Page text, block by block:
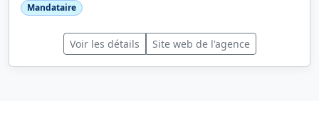
Mandataire
Voir les détails Site web de l'agence